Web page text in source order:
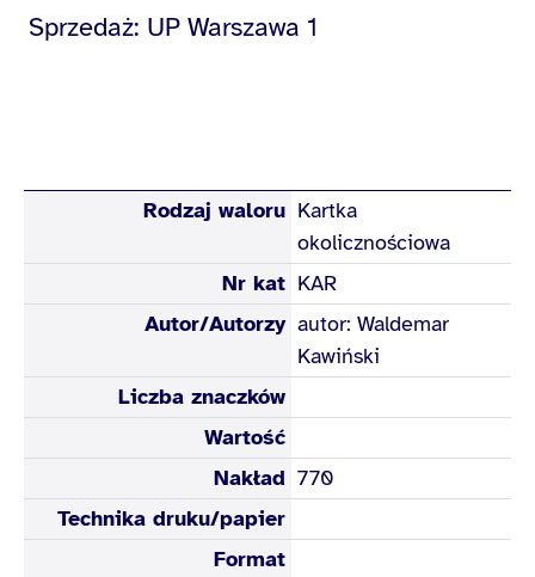
Sprzedaż: UP Warszawa 1
Rodzaj waloru Kartka
okolicznościowa
Nr kat KAR
Autor/Autorzy autor: Waldemar
Kawiński
Liczba znaczków
Wartość
Nakład 770
Technika druku/papier
Format